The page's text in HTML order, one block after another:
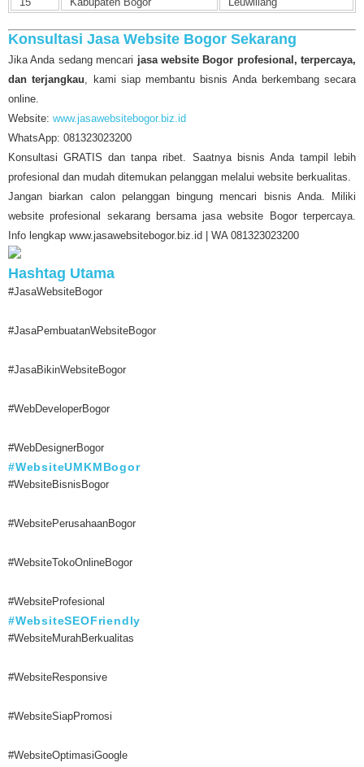
Konsultasi Jasa Website Bogor Sekarang
Jika Anda sedang mencari jasa website Bogor profesional, terpercaya,
dan terjangkau, kami siap membantu bisnis Anda berkembang secara
online.
Website: www.jasawebsitebogor.biz.id
WhatsApp: 081323023200
Konsultasi GRATIS dan tanpa ribet. Saatnya bisnis Anda tampil lebih
profesional dan mudah ditemukan pelanggan melalui website berkualitas.
Jangan biarkan calon pelanggan bingung mencari bisnis Anda. Miliki
website profesional sekarang bersama jasa website Bogor terpercaya.
Info lengkap www.jasawebsitebogor.biz.id | WA 081323023200
Hashtag Utama
#JasaWebsiteBogor
#JasaPembuatanWebsiteBogor
#JasaBikinWebsiteBogor
#WebDeveloperBogor
#WebDesignerBogor
#WebsiteUMKMBogor
#WebsiteBisnisBogor
#WebsitePerusahaanBogor
#WebsiteTokoOnlineBogor
#WebsiteProfesional
#WebsiteSEOFriendly
#WebsiteMurahBerkualitas
#WebsiteResponsive
#WebsiteSiapPromosi
#WebsiteOptimasiGoogle